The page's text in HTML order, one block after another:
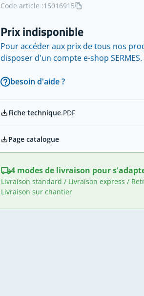
Code article :15016915
Prix indisponible
Pour accéder aux prix de tous nos
disposer d'un compte e-shop SERMES.
besoin d'aide ?
Fiche technique.PDF
Page catalogue
4 modes de livraison pour
Livraison standard / Livraison express /
Livraison sur chantier